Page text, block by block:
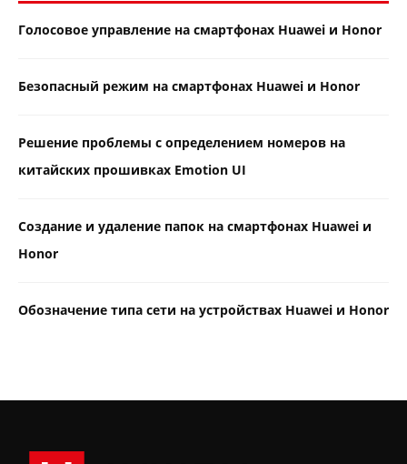
Голосовое управление на смартфонах Huawei и Honor
Безопасный режим на смартфонах Huawei и Honor
Решение проблемы с определением номеров на
китайских прошивках Emotion UI
Создание и удаление папок на смартфонах Huawei и
Honor
Обозначение типа сети на устройствах Huawei и Honor